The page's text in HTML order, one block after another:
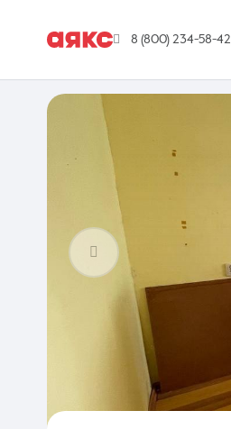
8 (800) 234-58-42
г. Геленджик
Недвижимость